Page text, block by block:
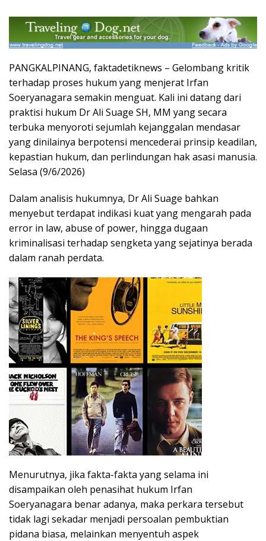
PANGKALPINANG, faktadetiknews – Gelombang kritik
terhadap proses hukum yang menjerat Irfan
Soeryanagara semakin menguat. Kali ini datang dari
praktisi hukum Dr Ali Suage SH, MM yang secara
terbuka menyoroti sejumlah kejanggalan mendasar
yang dinilainya berpotensi mencederai prinsip keadilan,
kepastian hukum, dan perlindungan hak asasi manusia.
Selasa (9/6/2026)
Dalam analisis hukumnya, Dr Ali Suage bahkan
menyebut terdapat indikasi kuat yang mengarah pada
error in law, abuse of power, hingga dugaan
kriminalisasi terhadap sengketa yang sejatinya berada
dalam ranah perdata.
Menurutnya, jika fakta-fakta yang selama ini
disampaikan oleh penasihat hukum Irfan
Soeryanagara benar adanya, maka perkara tersebut
tidak lagi sekadar menjadi persoalan pembuktian
pidana biasa, melainkan menyentuh aspek